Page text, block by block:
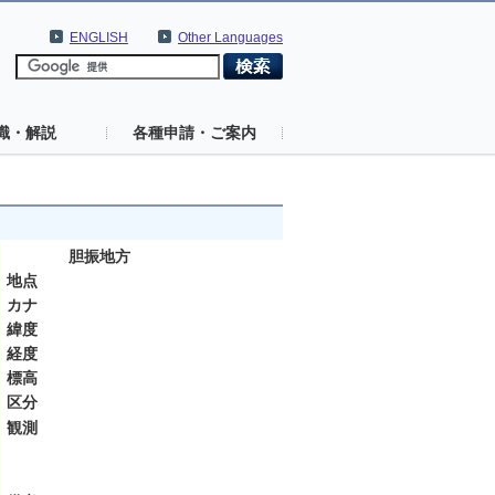
Other Languages
ENGLISH
・解説 各種申請・ご案内
胆振地方
地点
カナ
緯度
経度
標高
区分
観測